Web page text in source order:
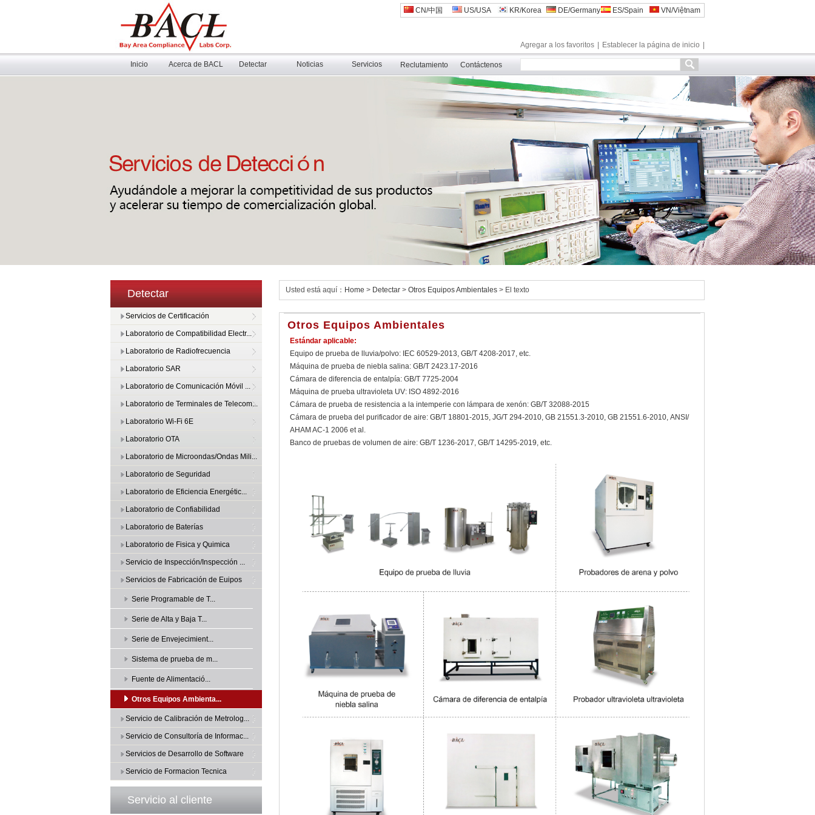
CN/中国 US/USA KR/Korea DE/Germany ES/Spain VN/Việtnam
Establecer la página de inicio
Agregar a los favoritos
Inicio Acerca de BACL Detectar Noticias Servicios Reclutamiento Contáctenos
Detectar
Servicios de Certificación
Laboratorio de Compatibilidad Electr...
Laboratorio de Radiofrecuencia
Laboratorio SAR
Laboratorio de Comunicación Móvil ...
Laboratorio de Terminales de Telecom...
Laboratorio Wi-Fi 6E
Laboratorio OTA
Laboratorio de Microondas/Ondas Mili...
Laboratorio de Seguridad
Laboratorio de Eficiencia Energétic...
Laboratorio de Confiabilidad
Laboratorio de Baterías
Laboratorio de Fisica y Quimica
Servicio de Inspección/Inspección ...
Servicios de Fabricación de Euipos
Serie Programable de T...
Serie de Alta y Baja T...
Serie de Envejecimient...
Sistema de prueba de m...
Fuente de Alimentació...
Otros Equipos Ambienta...
Servicio de Calibración de Metrolog...
Servicio de Consultoría de Informac...
Servicios de Desarrollo de Software
Servicio de Formacion Tecnica
Servicio al cliente
Usted está aquí： Home > Detectar > Otros Equipos Ambientales > El texto
Otros Equipos Ambientales
Estándar aplicable:
Equipo de prueba de lluvia/polvo: IEC 60529-2013, GB/T 4208-2017, etc.
Máquina de prueba de niebla salina: GB/T 2423.17-2016
Cámara de diferencia de entalpía: GB/T 7725-2004
Máquina de prueba ultravioleta UV: ISO 4892-2016
Cámara de prueba de resistencia a la intemperie con lámpara de xenón: GB/T 32088-2015
Cámara de prueba del purificador de aire: GB/T 18801-2015, JG/T 294-2010, GB 21551.3-2010, GB 21551.6-2010, ANSI/
AHAM AC-1 2006 et al.
Banco de pruebas de volumen de aire: GB/T 1236-2017, GB/T 14295-2019, etc.